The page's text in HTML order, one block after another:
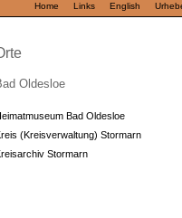
Home Links English
Oldesloe
Bad Oldesloe
(Kreisverwaltung) Stormarn
Stormarn